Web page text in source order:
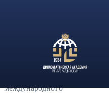
Дипломатической академии
Международная молодежная
информационной
МИБ совместно с кафедрой
международного